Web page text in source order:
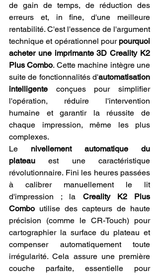
de gain de temps, de réduction des
erreurs et, in fine, d'une meilleure
rentabilité. C'est l'essence de l'argument
technique et opérationnel pour pourquoi
acheter une imprimante 3D Creality K2
Plus Combo. Cette machine intègre une
suite de fonctionnalités d'automatisation
intelligente conçues pour simplifier
l'opération, réduire l'intervention
humaine et garantir la réussite de
chaque impression, même les plus
complexes.
Le nivellement automatique du
plateau est une caractéristique
révolutionnaire. Fini les heures passées
à calibrer manuellement le lit
d'impression ; la Creality K2 Plus
Combo utilise des capteurs de haute
précision (comme le CR-Touch) pour
cartographier la surface du plateau et
compenser automatiquement toute
irrégularité. Cela assure une première
couche parfaite, essentielle pour